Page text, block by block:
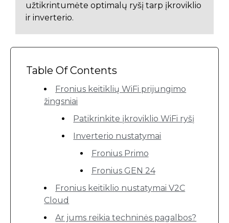
užtikrintumėte optimalų ryšį tarp įkroviklio
ir inverterio.
Table Of Contents
Fronius keitiklių WiFi prijungimo
žingsniai
Patikrinkite įkroviklio WiFi ryšį
Inverterio nustatymai
Fronius Primo
Fronius GEN 24
Fronius keitiklio nustatymai V2C
Cloud
Ar jums reikia techninės pagalbos?